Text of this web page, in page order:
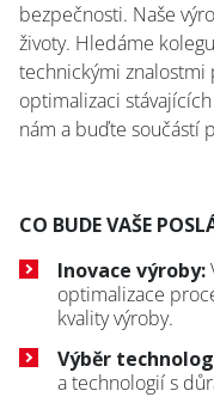
bezpečnosti. Naše
životy. Hledáme
technickými
optimalizaci
nám a buďte součástí
CO BUDE VAŠE
Inovace výroby:
optimalizace
kvality výroby.
Výběr
a technologií s